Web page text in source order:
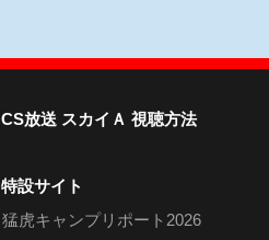
CS放送 スカイＡ 視聴方法
特設サイト
猛虎キャンプリポート2026